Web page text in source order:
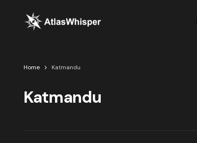
Home Katmandu
Katmandu